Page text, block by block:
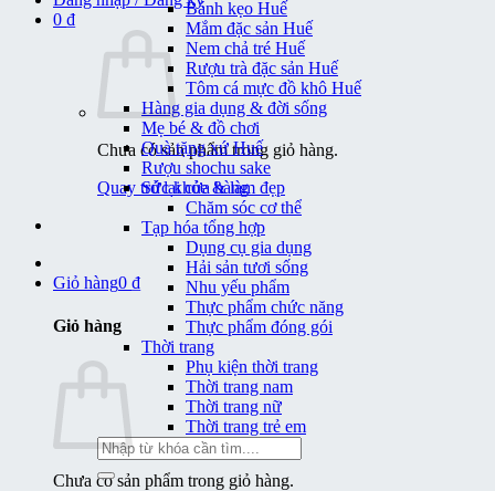
0 ₫
Chưa có sản phẩm trong giỏ hàng.
Quay trở lại cửa hàng
Giỏ hàng0 ₫
Giỏ hàng
Chưa có sản phẩm trong giỏ hàng.
Bánh kẹo Huế
Mắm đặc sản Huế
Nem chả tré Huế
Rượu trà đặc sản Huế
Tôm cá mực đồ khô Huế
Hàng gia dụng & đời sống
Mẹ bé & đồ chơi
Quà tặng xứ Huế
Rượu shochu sake
Sức khỏe & làm đẹp
Chăm sóc cơ thể
Tạp hóa tổng hợp
Dụng cụ gia dụng
Hải sản tươi sống
Nhu yếu phẩm
Thực phẩm chức năng
Thực phẩm đóng gói
Thời trang
Phụ kiện thời trang
Thời trang nam
Thời trang nữ
Thời trang trẻ em
Tìm
kiếm: